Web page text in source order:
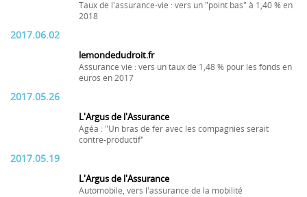
Taux de l'assurance-vie : vers un "point bas" à 1,40 % en
2018
2017.06.02
lemondedudroit.fr
Assurance vie : vers un taux de 1,48 % pour les fonds en
euros en 2017
2017.05.26
L'Argus de l'Assurance
Agéa : "Un bras de fer avec les compagnies serait
contre-productif"
2017.05.19
L'Argus de l'Assurance
Automobile, vers l'assurance de la mobilité